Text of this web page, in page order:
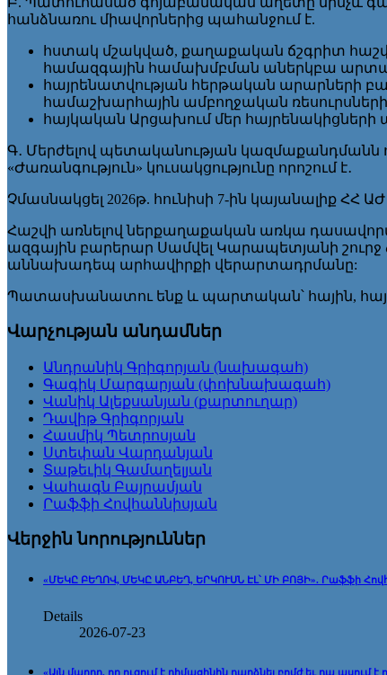
հանձնառու միավորներից պահանջում է.
հստակ մշակված, քաղաքական ճշգրիտ
համազգային համախմբման աներկբա
հայրենատվության հերթական
համաշխարհային ամբողջական ռեսուրսների
հայկական Արցախում մեր
Գ․ Մերժելով պետականության կազմաքանդմանն
«Ժառանգություն» կուսակցությունը որոշում է․
Չմասնակցել 2026թ. հունիսի 7-ին կայանալիք ՀՀ ԱԺ
Հաշվի առնելով ներքաղաքական առկա
ազգային բարերար Սամվել Կարապետյանի
աննախադեպ արհավիրքի վերարտադրմանը:
Պատասխանատու ենք և պարտական՝ հային,
Վարչության անդամներ
Անդրանիկ Գրիգորյան (նախագահ)
Գագիկ Մարգարյան (փոխնախագահ)
Վանիկ Ալեքսանյան (քարտուղար)
Դավիթ Գրիգորյան
Հասմիկ Պետրոսյան
Ստեփան Վարդանյան
Տաթեւիկ Գամաղելյան
Վահագն Բայրամյան
Րաֆֆի Հովհաննիսյան
Վերջին նորություններ
«ՄԵԿԸ ԲԵՂՈՎ, ՄԵԿԸ ԱՆԲԵՂ, ԵՐԿՈՒՍՆ ԷԼ՝ ՄԻ ԲՈՅԻ». Րաֆֆի
Details
2026-07-23
«Այն մարդը, որ ուզում է դիմացինին դարձնել բոմժ եւ դա